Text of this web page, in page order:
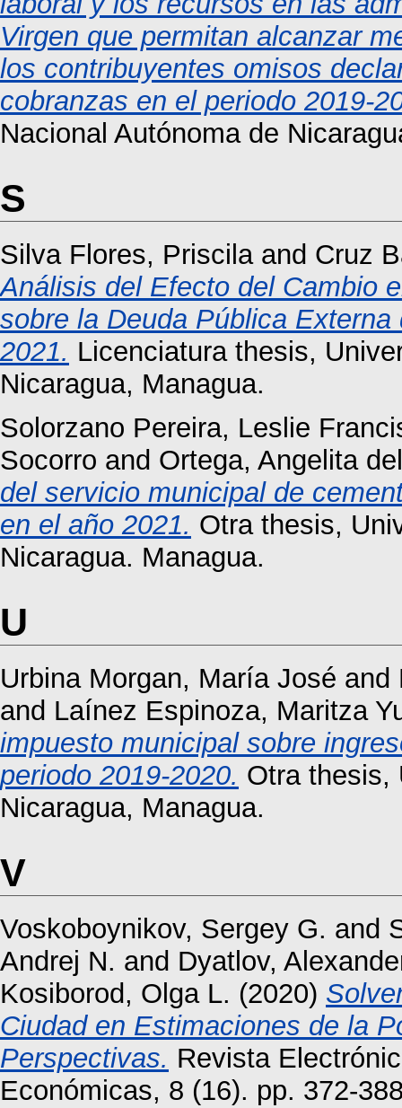
Virgen que permitan alcanzar
los contribuyentes omisos
cobranzas en el periodo 2019-
Nacional Autónoma de
S
Silva Flores, Priscilaand Cruz
Análisis del Efecto del Cambio
sobre la Deuda Pública
2021. Licenciatura thesis,
Nicaragua, Managua.
Solorzano Pereira, Leslie
Socorro and Ortega, Angelita
del servicio municipal de
en el año 2021. Otra thesis,
Nicaragua. Managua.
U
Urbina Morgan, María José and
and Laínez Espinoza, Maritza
impuesto municipal sobre
periodo 2019-2020. Otra thesis,
Nicaragua, Managua.
V
Voskoboynikov, Sergey G. and
Andrej N. and Dyatlov,
Kosiborod, Olga L. (2020)
Ciudad en Estimaciones de la
Perspectivas. Revista
Económicas, 8 (16). pp. 372-